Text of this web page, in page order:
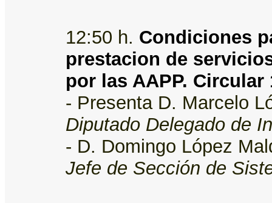
12:50 h. Condiciones
prestacion de
por las AAPP. Circular
- Presenta D. Marcelo
Diputado Delegado de
- D. Domingo López
Jefe de Sección de